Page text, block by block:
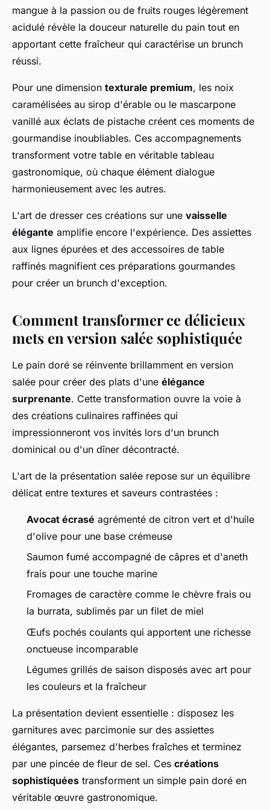
mangue à la passion ou de fruits rouges légèrement
acidulé révèle la douceur naturelle du pain tout en
apportant cette fraîcheur qui caractérise un brunch
réussi.
Pour une dimension texturale premium, les noix
caramélisées au sirop d'érable ou le mascarpone
vanillé aux éclats de pistache créent ces moments de
gourmandise inoubliables. Ces accompagnements
transforment votre table en véritable tableau
gastronomique, où chaque élément dialogue
harmonieusement avec les autres.
L'art de dresser ces créations sur une vaisselle
élégante amplifie encore l'expérience. Des assiettes
aux lignes épurées et des accessoires de table
raffinés magnifient ces préparations gourmandes
pour créer un brunch d'exception.
Comment transformer ce délicieux
mets en version salée sophistiquée
Le pain doré se réinvente brillamment en version
salée pour créer des plats d'une élégance
surprenante. Cette transformation ouvre la voie à
des créations culinaires raffinées qui
impressionneront vos invités lors d'un brunch
dominical ou d'un dîner décontracté.
L'art de la présentation salée repose sur un équilibre
délicat entre textures et saveurs contrastées :
Avocat écrasé agrémenté de citron vert et d'huile
d'olive pour une base crémeuse
Saumon fumé accompagné de câpres et d'aneth
frais pour une touche marine
Fromages de caractère comme le chèvre frais ou
la burrata, sublimés par un filet de miel
Œufs pochés coulants qui apportent une richesse
onctueuse incomparable
Légumes grillés de saison disposés avec art pour
les couleurs et la fraîcheur
La présentation devient essentielle : disposez les
garnitures avec parcimonie sur des assiettes
élégantes, parsemez d'herbes fraîches et terminez
par une pincée de fleur de sel. Ces créations
sophistiquées transforment un simple pain doré en
véritable œuvre gastronomique.